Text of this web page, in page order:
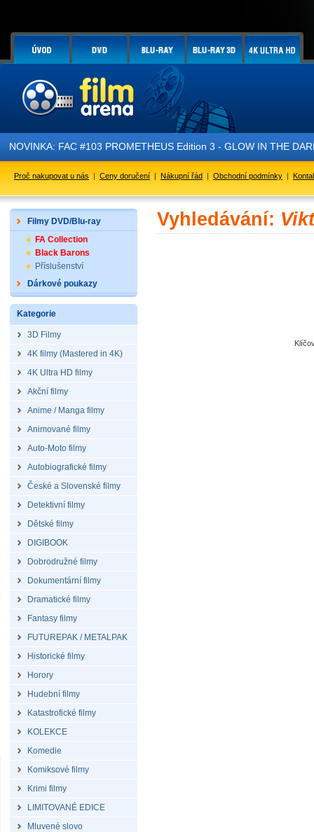
NOVINKA: FAC #103 PROMETHEUS Edition 3 - GLOW IN THE
Proč nakupovat u nás | Ceny doručení | Nákupní řád | Obchodní podmínky |
Filmy DVD/Blu-ray
FA Collection
Black Barons
Příslušenství
Dárkové poukazy
Kategorie
3D Filmy
4K filmy (Mastered in 4K)
4K Ultra HD filmy
Akční filmy
Anime / Manga filmy
Animované filmy
Auto-Moto filmy
Autobiografické filmy
České a Slovenské filmy
Detektivní filmy
Dětské filmy
DIGIBOOK
Dobrodružné filmy
Dokumentární filmy
Dramatické filmy
Fantasy filmy
FUTUREPAK / METALPAK
Historické filmy
Horory
Hudební filmy
Katastrofické filmy
KOLEKCE
Komedie
Komiksové filmy
Krimi filmy
LIMITOVANÉ EDICE
Mluvené slovo
Vyhledávání: